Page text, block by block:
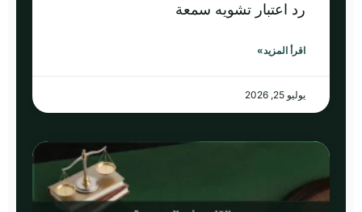
رد اعتبار تشويه سمعة
اقرأ المزيد»
يوليو 25, 2026